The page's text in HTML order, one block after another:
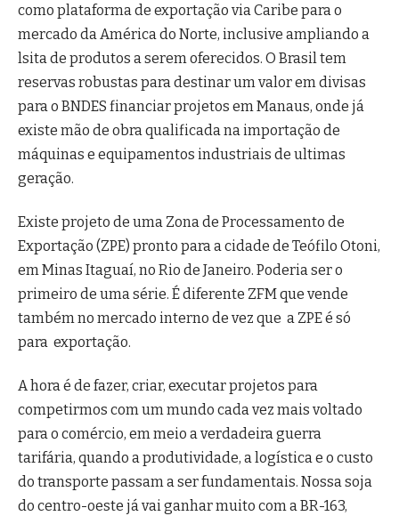
como plataforma de exportação via Caribe para o
mercado da América do Norte, inclusive ampliando a
lsita de produtos a serem oferecidos. O Brasil tem
reservas robustas para destinar um valor em divisas
para o BNDES financiar projetos em Manaus, onde já
existe mão de obra qualificada na importação de
máquinas e equipamentos industriais de ultimas
geração.
Existe projeto de uma Zona de Processamento de
Exportação (ZPE) pronto para a cidade de Teófilo Otoni,
em Minas Itaguaí, no Rio de Janeiro. Poderia ser o
primeiro de uma série. É diferente ZFM que vende
também no mercado interno de vez que a ZPE é só
para exportação.
A hora é de fazer, criar, executar projetos para
competirmos com um mundo cada vez mais voltado
para o comércio, em meio a verdadeira guerra
tarifária, quando a produtividade, a logística e o custo
do transporte passam a ser fundamentais. Nossa soja
do centro-oeste já vai ganhar muito com a BR-163,